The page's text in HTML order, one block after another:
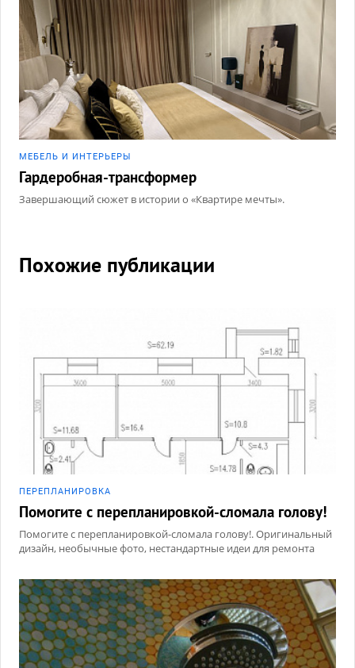
МЕБЕЛЬ И ИНТЕРЬЕРЫ
Гардеробная-трансформер
Завершающий сюжет в истории о «Квартире мечты».
Похожие публикации
ПЕРЕПЛАНИРОВКА
Помогите с перепланировкой-сломала голову!
Помогите с перепланировкой-сломала голову!. Оригинальный
дизайн, необычные фото, нестандартные идеи для ремонта